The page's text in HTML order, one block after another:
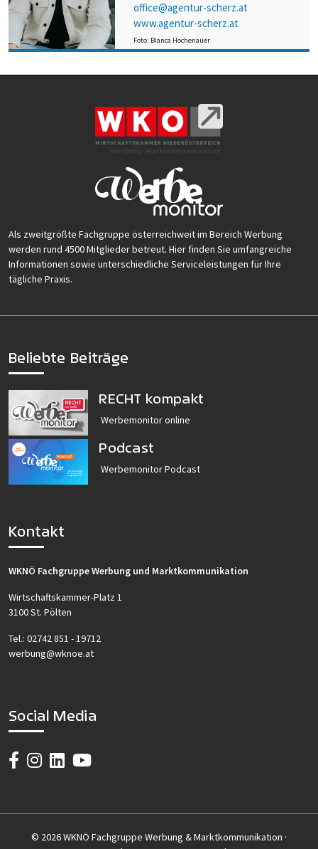
office@agentur-scherz.at
www.agentur-scherz.at
Foto: Bianca Hochenauer
Als zweitgrößte Fachgruppe österreichweit im Bereich Werbung
werden rund 4500 Mitglieder betreut. Hier finden Sie umfangreiche
Informationen sowie unterschiedliche Serviceleistungen für Ihre
tägliche Praxis.
Beliebte Beiträge
RECHT kompakt
Werbemonitor online
Podcast
Werbemonitor Podcast
Kontakt
WKNÖ Fachgruppe Werbung und Marktkommunikation
Wirtschaftskammer-Platz 1
3100 St. Pölten
Tel.: 02742 851 - 19712
werbung@wknoe.at
Social Media
© 2026 WKNÖ Fachgruppe Werbung & Marktkommunikation ·